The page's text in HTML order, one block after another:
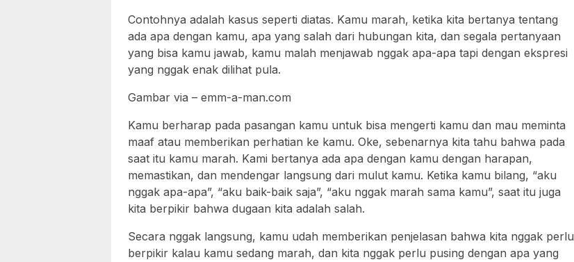
Contohnya adalah kasus seperti diatas. Kamu marah, ketika kita bertanya tentang
ada apa dengan kamu, apa yang salah dari hubungan kita, dan segala pertanyaan
yang bisa kamu jawab, kamu malah menjawab nggak apa-apa tapi dengan ekspresi
yang nggak enak dilihat pula.
Gambar via – emm-a-man.com
Kamu berharap pada pasangan kamu untuk bisa mengerti kamu dan mau meminta
maaf atau memberikan perhatian ke kamu. Oke, sebenarnya kita tahu bahwa pada
saat itu kamu marah. Kami bertanya ada apa dengan kamu dengan harapan,
memastikan, dan mendengar langsung dari mulut kamu. Ketika kamu bilang, “aku
nggak apa-apa”, “aku baik-baik saja”, “aku nggak marah sama kamu”, saat itu juga
kita berpikir bahwa dugaan kita adalah salah.
Secara nggak langsung, kamu udah memberikan penjelasan bahwa kita nggak perlu
berpikir kalau kamu sedang marah, dan kita nggak perlu pusing dengan apa yang